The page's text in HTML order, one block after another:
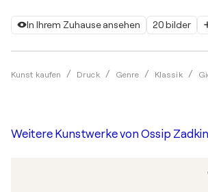
In Ihrem Zuhause ansehen 20 bilder
Kunst kaufen Druck Genre Klassik
Weitere Kunstwerke vonOssip